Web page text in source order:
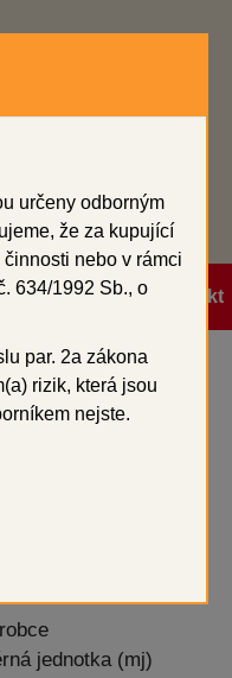
podmínky Kontakt
prvky 14 - 17
jednotka (mj)
určeny odborným
že za kupující
nebo v rámci
634/1992 Sb., o
par. 2a zákona
rizik, která jsou
nejste.